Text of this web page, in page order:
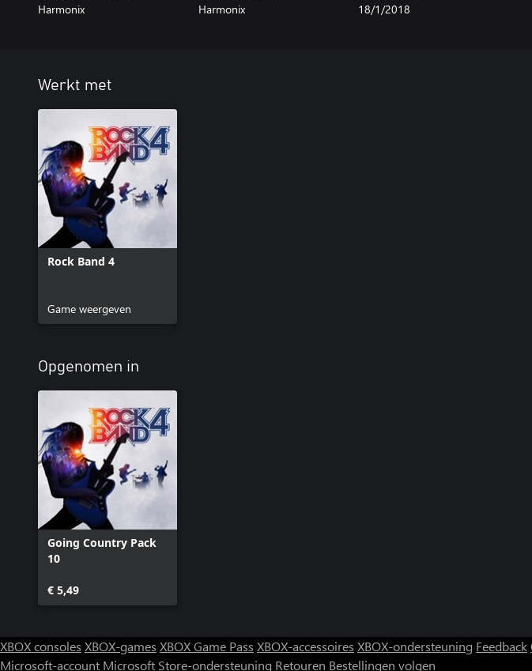
Harmonix Harmonix 18/1/2018
Werkt met
Rock Band 4
Game weergeven
Opgenomen in
Going Country Pack
10
€ 5,49
XBOX consoles XBOX-games XBOX Game Pass XBOX-accessoires XBOX-ondersteuning Feedback
Microsoft-account Microsoft Store-ondersteuning Retouren Bestellingen volgen